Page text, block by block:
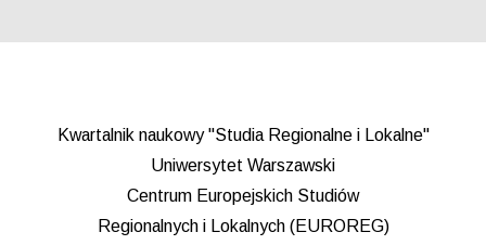
Kwartalnik naukowy "Studia Regionalne i Lokalne"
Uniwersytet Warszawski
Centrum Europejskich Studiów
Regionalnych i Lokalnych (EUROREG)